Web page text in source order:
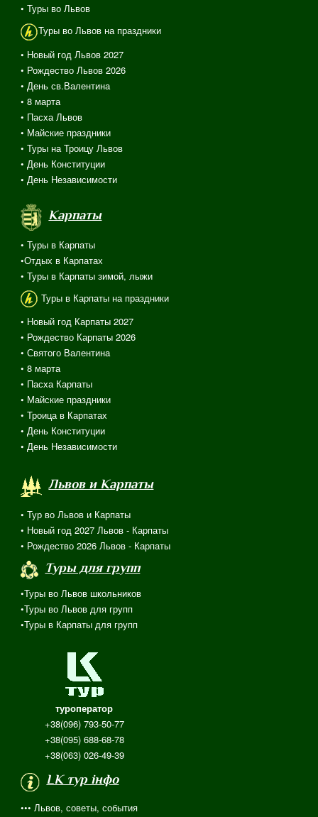
• Туры во Львов
Туры во Львов на праздники
• Новый год Львов 2027
• Рождество Львов 2026
• День св.Валентина
• 8 марта
• Пасха Львов
• Майские праздники
• Туры на Троицу Львов
• День Конституции
• День Независимости
Карпаты
• Туры в Карпаты
•Отдых в Карпатах
• Туры в Карпаты зимой, лыжи
Туры в Карпаты на праздники
• Новый год Карпаты 2027
• Рождество Карпаты 2026
• Святого Валентина
• 8 марта
• Пасха Карпаты
• Майские праздники
• Троица в Карпатах
• День Конституции
• День Независимости
Львов и Карпаты
• Тур во Львов и Карпаты
• Новый год 2027 Львов - Карпаты
• Рождество 2026 Львов - Карпаты
Туры для групп
•Туры во Львов школьников
•Туры во Львов для групп
•Туры в Карпаты для групп
туроператор
+38(096) 793-50-77
+38(095) 688-68-78
+38(063) 026-49-39
LK тур інфо
••• Львов, советы, события